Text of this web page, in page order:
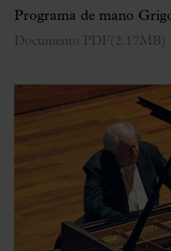
Programa de mano
Documento PDF(2.17MB )